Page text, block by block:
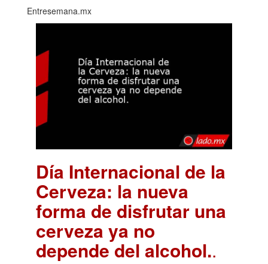
Entresemana.mx
Día Internacional de la
Cerveza: la nueva
forma de disfrutar una
cerveza ya no
depende del alcohol..